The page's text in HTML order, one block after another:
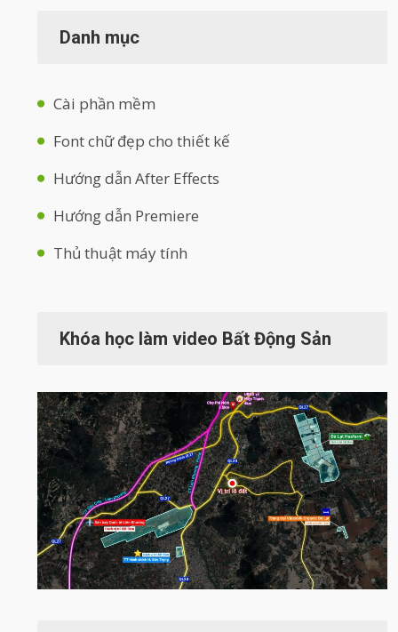
Danh mục
Cài phần mềm
Font chữ đẹp cho thiết kế
Hướng dẫn After Effects
Hướng dẫn Premiere
Thủ thuật máy tính
Khóa học làm video Bất Động Sản